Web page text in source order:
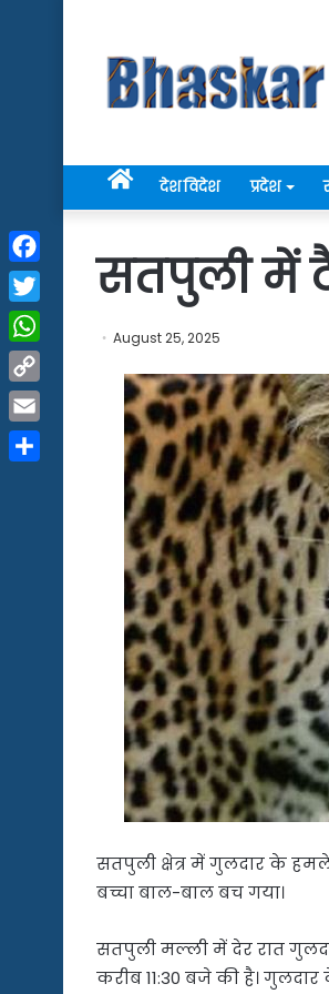
Homeदेश विदेश प्रदेश
सतपुली में
August 25, 2025
सतपुली क्षेत्र में गुलदार के
बच्चा बाल-बाल बच गया।
सतपुली मल्ली में देर रात
करीब 11:30 बजे की है।
Facebook
Twitter
WhatsApp
Copy
Link
Email